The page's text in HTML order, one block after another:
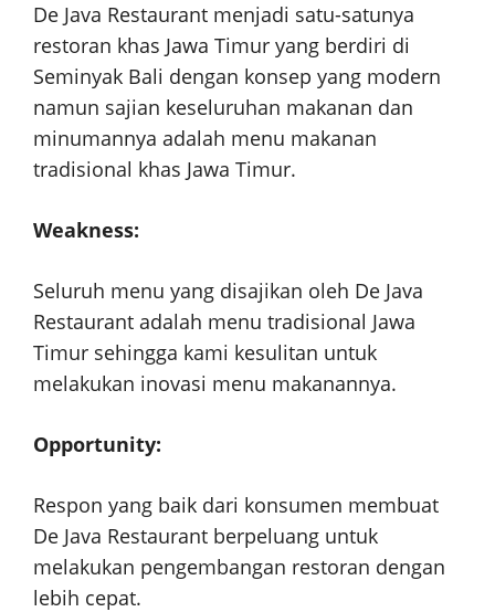
De Java Restaurant menjadi satu-satunya
restoran khas Jawa Timur yang berdiri di
Seminyak Bali dengan konsep yang modern
namun sajian keseluruhan makanan dan
minumannya adalah menu makanan
tradisional khas Jawa Timur.
Weakness:
Seluruh menu yang disajikan oleh De Java
Restaurant adalah menu tradisional Jawa
Timur sehingga kami kesulitan untuk
melakukan inovasi menu makanannya.
Opportunity:
Respon yang baik dari konsumen membuat
De Java Restaurant berpeluang untuk
melakukan pengembangan restoran dengan
lebih cepat.